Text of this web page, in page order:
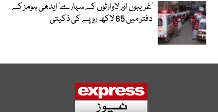
’غریبوں اور لاوارثوں کے سہارے‘ ایدھی ہومز کے
دفتر میں 65 لاکھ روپے کی ڈکیتی